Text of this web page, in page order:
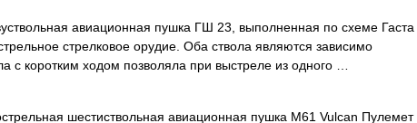
авиационная пушка ГШ 23, выполненная по схеме Гаста
стрелковое орудие. Оба ствола являются зависимо
с коротким ходом позволяла при выстреле из одного …
шестиствольная авиационная пушка M61 Vulcan Пулемет